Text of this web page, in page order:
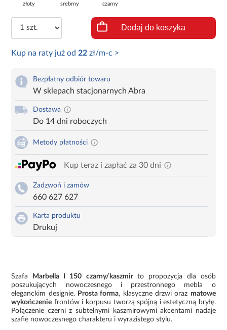
złoty srebrny czarny
Dodaj do koszyka
Kup na raty już od 22 zł/m-c >
Bezpłatny odbiór towaru
W sklepach stacjonarnych Abra
Dostawa
Do 14 dni roboczych
Metody płatności
Kup teraz i zapłać za 30 dni
Zadzwoń i zamów
660 627 627
Karta produktu
Drukuj
Szafa Marbella I 150 czarny/kaszmir to propozycja dla osób
poszukujących nowoczesnego i przestronnego mebla o
eleganckim designie. Prosta forma, klasyczne drzwi oraz matowe
wykończenie frontów i korpusu tworzą spójną i estetyczną bryłę.
Połączenie czerni z subtelnymi kaszmirowymi akcentami nadaje
szafie nowoczesnego charakteru i wyrazistego stylu.